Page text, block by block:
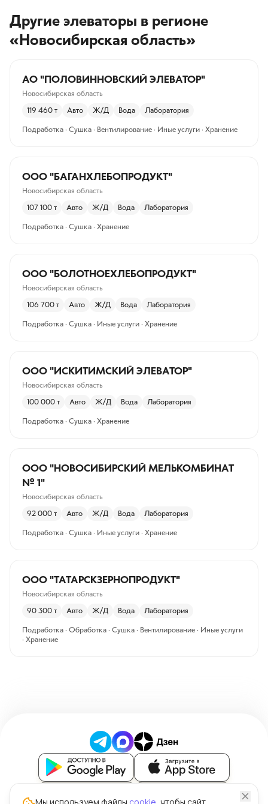
Другие элеваторы в регионе
«Новосибирская область»
АО "ПОЛОВИННОВСКИЙ ЭЛЕВАТОР"
Новосибирская область
119 460 т Авто Ж/Д Вода Лаборатория
Подработка · Сушка · Вентилирование · Иные услуги · Хранение
ООО "БАГАНХЛЕБОПРОДУКТ"
Новосибирская область
107 100 т Авто Ж/Д Вода Лаборатория
Подработка · Сушка · Хранение
ООО "БОЛОТНОЕХЛЕБОПРОДУКТ"
Новосибирская область
106 700 т Авто Ж/Д Вода Лаборатория
Подработка · Сушка · Иные услуги · Хранение
ООО "ИСКИТИМСКИЙ ЭЛЕВАТОР"
Новосибирская область
100 000 т Авто Ж/Д Вода Лаборатория
Подработка · Сушка · Хранение
ООО "НОВОСИБИРСКИЙ МЕЛЬКОМБИНАТ
№ 1"
Новосибирская область
92 000 т Авто Ж/Д Вода Лаборатория
Подработка · Сушка · Иные услуги · Хранение
ООО "ТАТАРСКЗЕРНОПРОДУКТ"
Новосибирская область
90 300 т Авто Ж/Д Вода Лаборатория
Подработка · Обработка · Сушка · Вентилирование · Иные услуги
· Хранение
Блог